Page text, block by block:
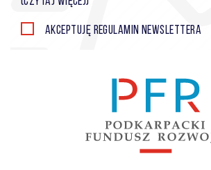
Akceptuję regulamin newslettera